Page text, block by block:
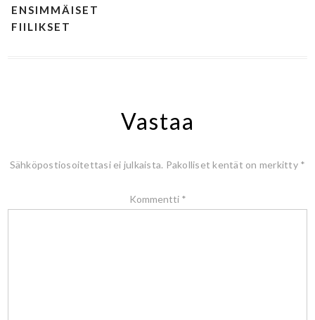
ENSIMMÄISET
FIILIKSET
Vastaa
Sähköpostiosoitettasi ei julkaista. Pakolliset kentät on merkitty *
Kommentti *